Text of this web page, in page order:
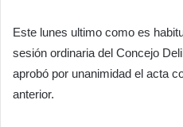
Este lunes ultimo como es
sesión ordinaria del Concejo
aprobó por unanimidad el acta
anterior.